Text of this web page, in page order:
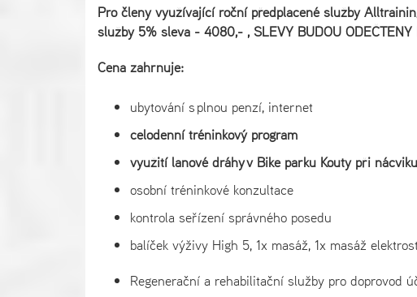
Pro členy využívající roční předplacené služby
služby 5% sleva - 4080,- , SLEVY BUDOU ODEČTENY
Cena zahrnuje:
ubytování s plnou penzí, internet
celodenní tréninkový program
využití lanové dráhyv Bike parku Koutypři
osobní tréninkové konzultace
kontrola seřízení správného posedu
balíček výživy High 5, 1x masáž, 1x masáž
Regenerační a rehabilitační služby pro doprovod